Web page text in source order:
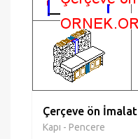
Çerçeve ön İmalat
Kapı - Pencere